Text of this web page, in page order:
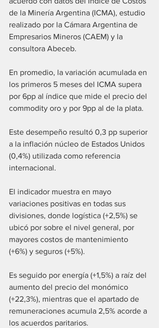
de la Minería Argentina (ICMA), estudio
realizado por la Cámara Argentina de
Empresarios Mineros (CAEM) y la
consultora Abeceb.
En promedio, la variación acumulada en
los primeros 5 meses del ICMA supera
por 6pp al índice que mide el precio del
commodity oro y por 9pp al de la plata.
Este desempeño resultó 0,3 pp superior
a la inflación núcleo de Estados Unidos
(0,4%) utilizada como referencia
internacional.
El indicador muestra en mayo
variaciones positivas en todas sus
divisiones, donde logística (+2,5%) se
ubicó por sobre el nivel general, por
mayores costos de mantenimiento
(+6%) y seguros (+5%).
Es seguido por energía (+1,5%) a raíz del
aumento del precio del monómico
(+22,3%), mientras que el apartado de
remuneraciones acumula 2,5% acorde a
los acuerdos paritarios.